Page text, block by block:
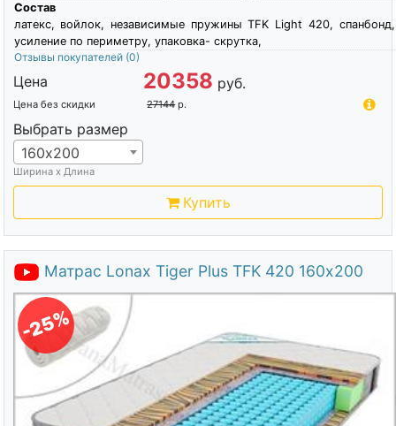
Состав
латекс, войлок, независимые пружины TFK Light 420, спанбонд,
усиление по периметру, упаковка- скрутка,
Отзывы покупателей (0)
Цена 20358 руб.
Цена без скидки 27144 р.
Выбрать размер
160х200
Ширина х Длина
Купить
Матрас Lonax Tiger Plus TFK 420 160х200
-25%